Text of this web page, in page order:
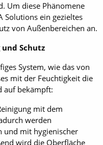
Um diese Phänomene
Solutions ein gezieltes
von Außenbereichen an.
Schutz
System, wie das von
mit der Feuchtigkeit die
auf bekämpft:
mit dem
werden
und mit hygienischer
wird die Oberfläche